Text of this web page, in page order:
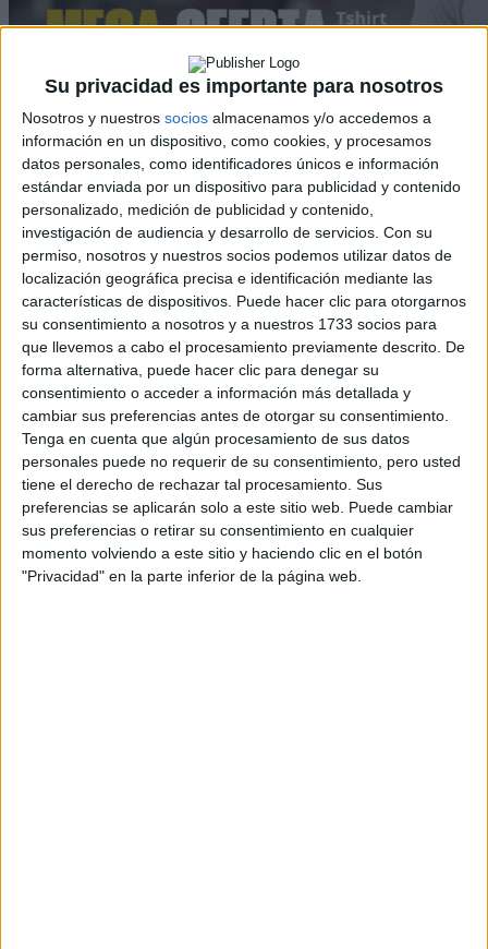
Su privacidad es importante para nosotros
Nosotros y nuestros socios almacenamos y/o accedemos a
información en un dispositivo, como cookies, y procesamos
datos personales, como identificadores únicos e información
estándar enviada por un dispositivo para publicidad y contenido
personalizado, medición de publicidad y contenido,
investigación de audiencia y desarrollo de servicios. Con su
permiso, nosotros y nuestros socios podemos utilizar datos de
localización geográfica precisa e identificación mediante las
características de dispositivos. Puede hacer clic para otorgarnos
su consentimiento a nosotros y a nuestros 1733 socios para
que llevemos a cabo el procesamiento previamente descrito. De
forma alternativa, puede hacer clic para denegar su
consentimiento o acceder a información más detallada y
cambiar sus preferencias antes de otorgar su consentimiento.
Tenga en cuenta que algún procesamiento de sus datos
personales puede no requerir de su consentimiento, pero usted
tiene el derecho de rechazar tal procesamiento. Sus
preferencias se aplicarán solo a este sitio web. Puede cambiar
sus preferencias o retirar su consentimiento en cualquier
momento volviendo a este sitio y haciendo clic en el botón
"Privacidad" en la parte inferior de la página web.
Rallyes
WRC
S-CER
ERC
CERA
CERT
Internacionales
Campeonatos Autonómicos
Históricos
Dakar
RallyCross
Circuitos
F1
Fórmula E
F2 / F3 / F4
Resistencia
Indycar
Otros